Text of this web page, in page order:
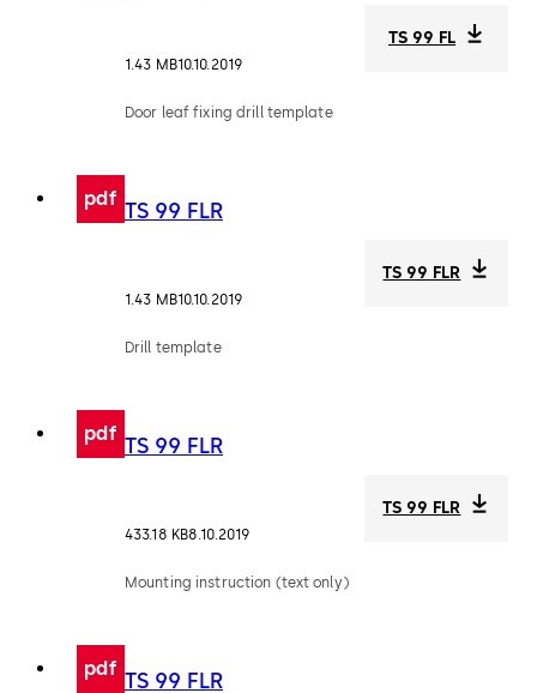
1.43 MB10.10.2019
Door leaf fixing drill template
TS 99 FL
pdf TS 99 FLR
1.43 MB10.10.2019
Drill template
TS 99 FLR
pdf TS 99 FLR
433.18 KB8.10.2019
Mounting instruction (text only)
TS 99 FLR
pdf TS 99 FLR